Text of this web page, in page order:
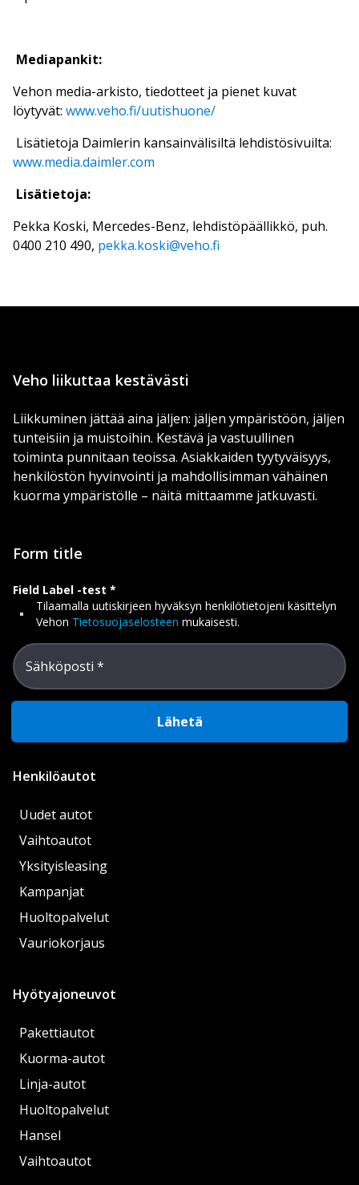
Mediapankit:
Vehon media-arkisto, tiedotteet ja pienet kuvat
löytyvät: www.veho.fi/uutishuone/
Lisätietoja Daimlerin kansainvälisiltä lehdistösivuilta:
www.media.daimler.com
Lisätietoja:
Pekka Koski, Mercedes-Benz, lehdistöpäällikkö, puh.
0400 210 490, pekka.koski@veho.fi
Veho liikuttaa kestävästi
Liikkuminen jättää aina jäljen: jäljen ympäristöön, jäljen
tunteisiin ja muistoihin. Kestävä ja vastuullinen
toiminta punnitaan teoissa. Asiakkaiden tyytyväisyys,
henkilöstön hyvinvointi ja mahdollisimman vähäinen
kuorma ympäristölle – näitä mittaamme jatkuvasti.
Form title
Field Label -test
Tilaamalla uutiskirjeen hyväksyn henkilötietojeni käsittelyn
Vehon Tietosuojaselosteen mukaisesti.
Sähköposti
Lähetä
Henkilöautot
Uudet autot
Vaihtoautot
Yksityisleasing
Kampanjat
Huoltopalvelut
Vauriokorjaus
Hyötyajoneuvot
Pakettiautot
Kuorma-autot
Linja-autot
Huoltopalvelut
Hansel
Vaihtoautot